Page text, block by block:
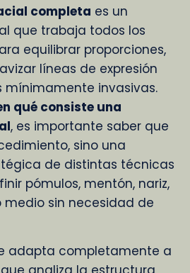
completa es un
que trabaja todos los
equilibrar proporciones,
líneas de expresión
invasivas.
qué consiste una
, es importante saber que
sino una
de distintas técnicas
pómulos, mentón, nariz,
sin necesidad de
adapta completamente a